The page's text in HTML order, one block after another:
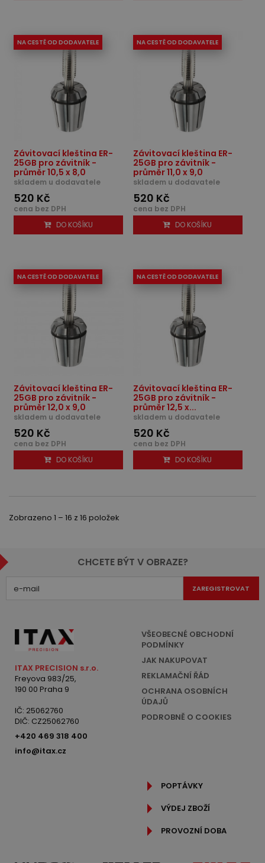
NA CESTĚ OD DODAVATELE
Závitovací kleština ER-
25GB pro závitník -
průměr 10,5 x 8,0
skladem u dodavatele
520 Kč
cena bez DPH
DO KOŠÍKU
NA CESTĚ OD DODAVATELE
Závitovací kleština ER-
25GB pro závitník -
průměr 11,0 x 9,0
skladem u dodavatele
520 Kč
cena bez DPH
DO KOŠÍKU
NA CESTĚ OD DODAVATELE
Závitovací kleština ER-
25GB pro závitník -
průměr 12,0 x 9,0
skladem u dodavatele
520 Kč
cena bez DPH
DO KOŠÍKU
NA CESTĚ OD DODAVATELE
Závitovací kleština ER-
25GB pro závitník -
průměr 12,5 x...
skladem u dodavatele
520 Kč
cena bez DPH
DO KOŠÍKU
Zobrazeno 1 – 16 z 16 položek
CHCETE BÝT V OBRAZE?
ZAREGISTROVAT
ITAX PRECISION s.r.o.
Freyova 983/25,
190 00 Praha 9
IČ: 25062760
DIČ: CZ25062760
+420 469 318 400
info@itax.cz
VŠEOBECNÉ OBCHODNÍ
PODMÍNKY
JAK NAKUPOVAT
REKLAMAČNÍ ŘÁD
OCHRANA OSOBNÍCH
ÚDAJŮ
PODROBNĚ O COOKIES
POPTÁVKY
VÝDEJ ZBOŽÍ
PROVOZNÍ DOBA